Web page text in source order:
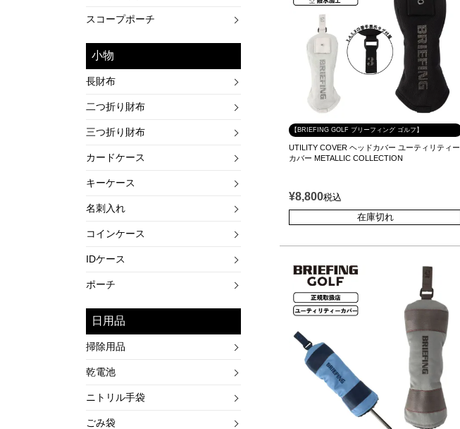
スコープポーチ
小物
長財布
二つ折り財布
三つ折り財布
カードケース
キーケース
名刺入れ
コインケース
IDケース
ポーチ
日用品
掃除用品
乾電池
ニトリル手袋
ごみ袋
【BRIEFING GOLF ブリーフィング ゴルフ】
UTILITY COVER ヘッドカバー ユーティリティー
カバー METALLIC COLLECTION
¥8,800税込
在庫切れ